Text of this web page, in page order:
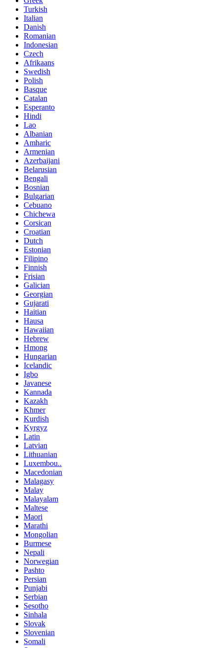
Turkish
Italian
Danish
Romanian
Indonesian
Czech
Afrikaans
Swedish
Polish
Basque
Catalan
Esperanto
Hindi
Lao
Albanian
Amharic
Armenian
Azerbaijani
Belarusian
Bengali
Bosnian
Bulgarian
Cebuano
Chichewa
Corsican
Croatian
Dutch
Estonian
Filipino
Finnish
Frisian
Galician
Georgian
Gujarati
Haitian
Hausa
Hawaiian
Hebrew
Hmong
Hungarian
Icelandic
Igbo
Javanese
Kannada
Kazakh
Khmer
Kurdish
Kyrgyz
Latin
Latvian
Lithuanian
Luxembou..
Macedonian
Malagasy
Malay
Malayalam
Maltese
Maori
Marathi
Mongolian
Burmese
Nepali
Norwegian
Pashto
Persian
Punjabi
Serbian
Sesotho
Sinhala
Slovak
Slovenian
Somali